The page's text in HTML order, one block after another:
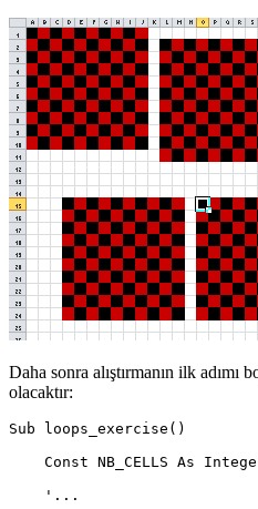
Daha sonra alıştırmanın ilk adımı
olacaktır:
Sub loops_exercise()
Const NB_CELLS As
    '...